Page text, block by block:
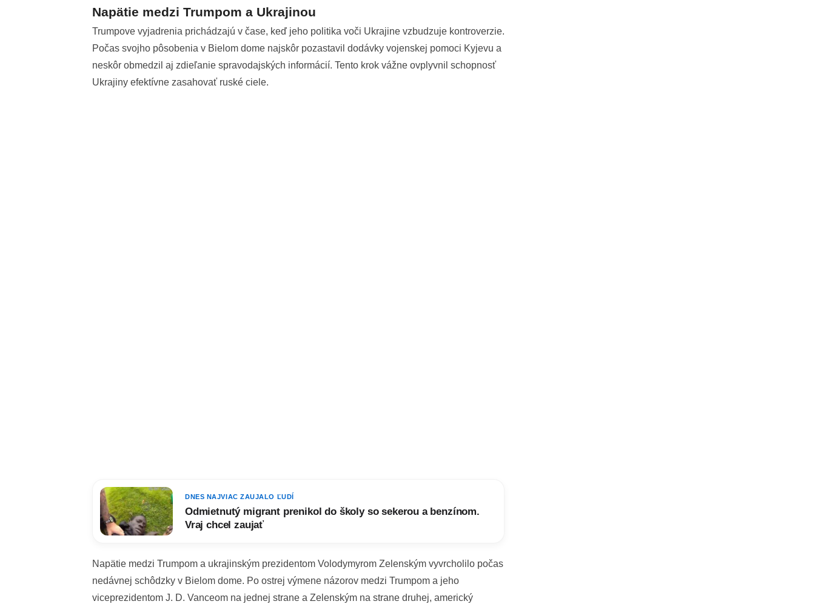
Napätie medzi Trumpom a Ukrajinou
Trumpove vyjadrenia prichádzajú v čase, keď jeho politika voči Ukrajine vzbudzuje kontroverzie.
Počas svojho pôsobenia v Bielom dome najskôr pozastavil dodávky vojenskej pomoci Kyjevu a
neskôr obmedzil aj zdieľanie spravodajských informácií. Tento krok vážne ovplyvnil schopnosť
Ukrajiny efektívne zasahovať ruské ciele.
DNES NAJVIAC ZAUJALO ĽUDÍ
Odmietnutý migrant prenikol do školy so sekerou a benzínom.
Vraj chcel zaujať
Napätie medzi Trumpom a ukrajinským prezidentom Volodymyrom Zelenským vyvrcholilo počas
nedávnej schôdzky v Bielom dome. Po ostrej výmene názorov medzi Trumpom a jeho
viceprezidentom J. D. Vanceom na jednej strane a Zelenským na strane druhej, americký